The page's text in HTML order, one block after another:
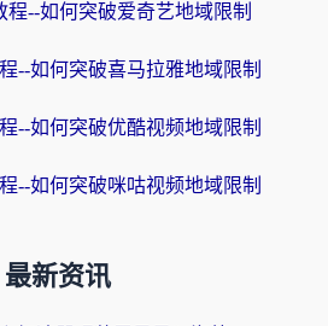
程--如何突破爱奇艺地域限制
--如何突破喜马拉雅地域限制
--如何突破优酷视频地域限制
--如何突破咪咕视频地域限制
最新资讯